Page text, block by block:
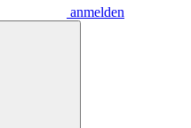
anmelden